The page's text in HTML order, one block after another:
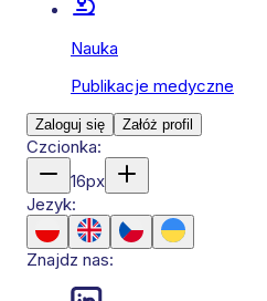
Nauka
Publikacje medyczne
Zaloguj się Załóż profil
Czcionka:
16px
Jezyk:
Znajdz nas: